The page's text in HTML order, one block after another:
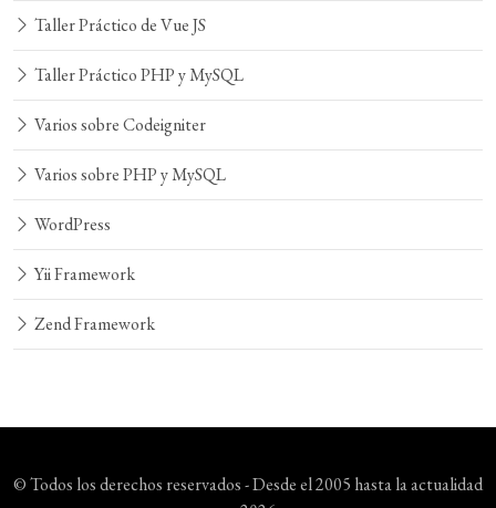
Taller Práctico de Vue JS
Taller Práctico PHP y MySQL
Varios sobre Codeigniter
Varios sobre PHP y MySQL
WordPress
Yii Framework
Zend Framework
© Todos los derechos reservados - Desde el 2005 hasta la actualidad